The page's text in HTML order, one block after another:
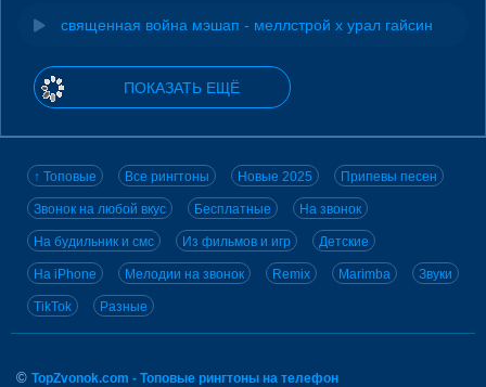
священная война мэшап - меллстрой х урал гайсин
ПОКАЗАТЬ ЕЩЁ
↑ Топовые Все рингтоны Новые 2025 Припевы песен
Звонок на любой вкус Бесплатные На звонок
На будильник и смс Из фильмов и игр Детские
На iPhone Мелодии на звонок Remix Marimba Звуки
TikTok Разные
© TopZvonok.com - Топовые рингтоны на телефон